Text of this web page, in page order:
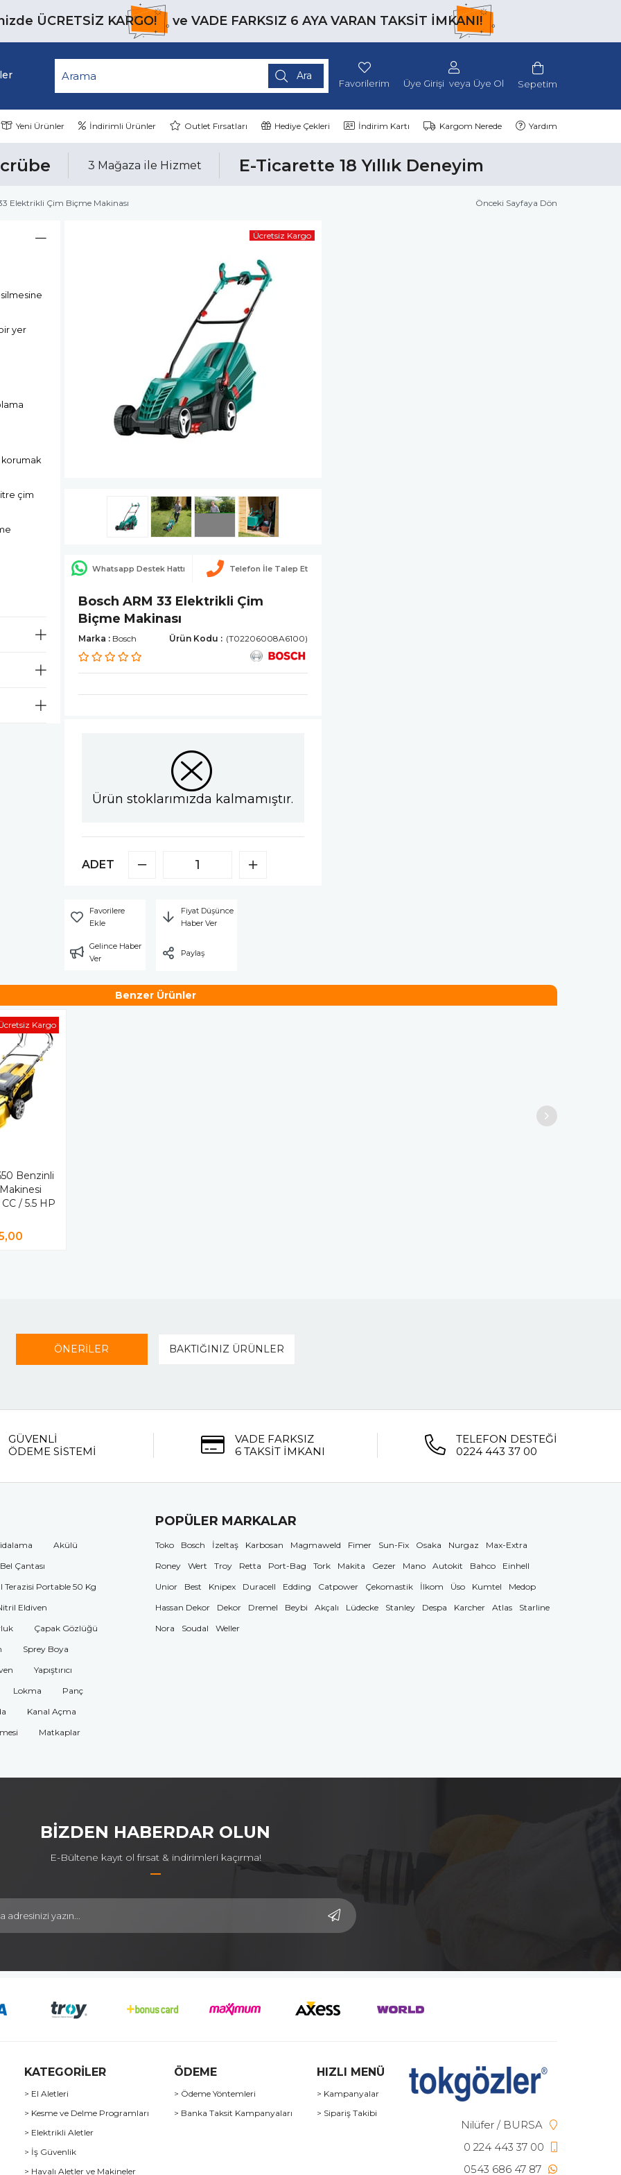
ÜCRETSİZ KARGO! ve VADE FARKSIZ 6 AYA VARAN TAKSİT İMKANI!
Sepetim
Üye Girişi Üye Ol
Favorilerim
Yeni Ürünler İndirimli Ürünler Outlet Fırsatları Hediye Çekleri İndirim Kartı Kargom Nerede Yardım
3 Mağaza ile Hizmet E-Ticarette 18 Yıllık Deneyim
Elektrikli Çim Biçme Makinası Önceki Sayfaya Dön
yer
korumak
çim
Ücretsiz Kargo
Whatsapp Destek Hattı Telefon İle Talep Et
Bosch ARM 33 Elektrikli Çim
Biçme Makinası
Marka : Bosch (T02206008A6100)
Ürün stoklarımızda kalmamıştır.
ADET
Favorilere
Ekle
Fiyat Düşünce
Haber Ver
Gelince Haber
Ver
Paylaş
Benzer Ürünler
Benzinli
CC / 5.5 HP
Kargo
ÖNERİLER BAKTIĞINIZ ÜRÜNLER
GÜVENLİ
ÖDEME SİSTEMİ
VADE FARKSIZ
6 TAKSİT İMKANI
TELEFON DESTEĞİ
0224 443 37 00
Akülü
Çantası
Terazisi Portable 50 Kg
Eldiven
Çapak Gözlüğü
Sprey Boya
Yapıştırıcı
Lokma
Panç
Kanal Açma
Matkaplar
POPÜLER MARKALAR
Toko Bosch İzeltaş Karbosan Magmaweld Fimer Sun-Fix Osaka Nurgaz
Max-Extra
Roney
Wert Troy Retta Port-Bag Tork Makita Gezer Mano Autokit Bahco
Einhell
Unior
Best Knipex Duracell Edding Catpower Çekomastik İlkom Üso Kumtel
Medop
Hassan Dekor
Dekor Dremel Beybi Akçalı Lüdecke Stanley Despa Karcher Atlas
Starline
Nora
Soudal Weller
BİZDEN HABERDAR OLUN
E-Bültene kayıt ol fırsat & indirimleri kaçırma!
KATEGORİLER
> El Aletleri
> Kesme ve Delme Programları
> Elektrikli Aletler
> İş Güvenlik
> Havalı Aletler ve Makineler
ÖDEME
> Ödeme Yöntemleri
> Banka Taksit Kampanyaları
HIZLI MENÜ
> Kampanyalar
> Sipariş Takibi
Nilüfer / BURSA
0 224 443 37 00
0543 686 47 87